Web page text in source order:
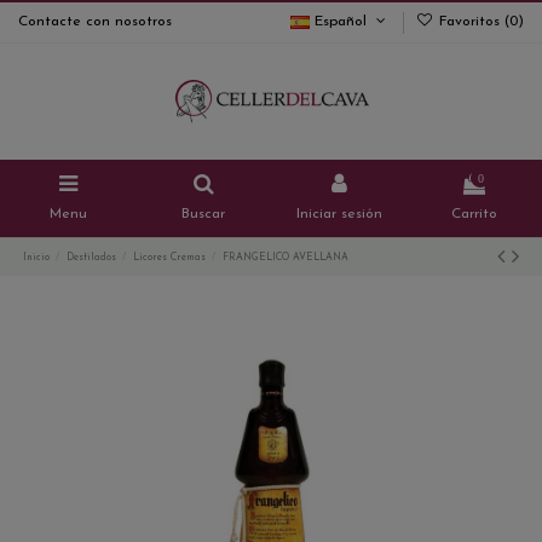
Contacte con nosotros Español Favoritos (0)
Menu Buscar Iniciar sesión
0
Carrito
Inicio Destilados Licores Cremas FRANGELICO AVELLANA